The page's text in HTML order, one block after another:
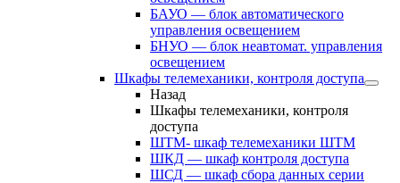
БАУО — блок автоматического
управления освещением
БНУО — блок неавтомат. управления
освещением
Шкафы телемеханики, контроля доступа
Назад
Шкафы телемеханики, контроля
доступа
ШТМ- шкаф телемеханики ШТМ
ШКД — шкаф контроля доступа
ШСД — шкаф сбора данных серии